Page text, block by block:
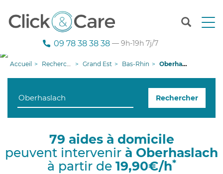
T
n
g
i
09 78 38 38 38 — 9h-19h 7j/7
Accueil Recherche aide à domicile Grand Est Bas-Rhin Oberhaslach
Rechercher
79 aides à domicile
peuvent intervenir à Oberhaslach
à partir de 19,90€/h*